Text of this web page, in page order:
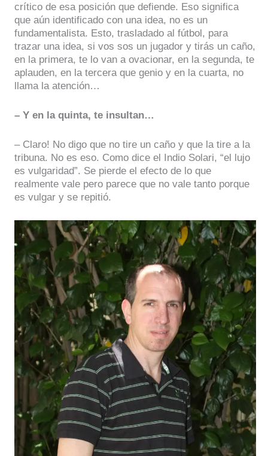
crítico de esa posición que defiende. Eso significa
que aún identificado con una idea, no es un
fundamentalista. Esto, trasladado al fútbol, para
trazar una idea, si vos sos un jugador y tirás un caño,
en la primera, te lo van a ovacionar, en la segunda, te
aplauden, en la tercera que genio y en la cuarta, no
llama la atención…
– Y en la quinta, te insultan…
– Claro! No digo que no tire un caño y que la tire a la
tribuna. No es eso. Como dice el Indio Solari, “el lujo
es vulgaridad”. Se pierde el efecto de lo que
realmente vale pero parece que no vale tanto porque
es vulgar y se repitió.